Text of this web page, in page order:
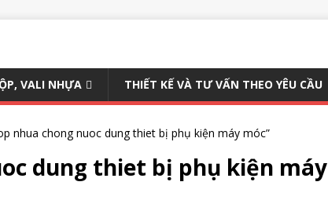
VALI NHỰA THIẾT KẾ VÀ TƯ VẤN THEO YÊU CẦU
nhua chong nuoc dung thiet bị phụ kiện máy móc”
dung thiet bị phụ kiện máy